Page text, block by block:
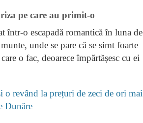
pe care au primit-o
într-o escapadă romantică în luna de
unde se pare că se simt foarte
o fac, deoarece împărtășesc cu ei
o revând la prețuri de zeci de ori mai
Dunăre